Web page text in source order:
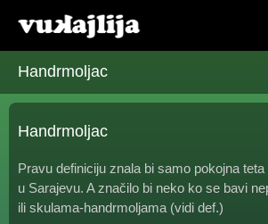
Handrmoljac
Handrmoljac
Pravu definiciju znala bi samo pokojna
u Sarajevu. A značilo bi neko ko se bavi
ili skulama-handrmoljama (vidi def.)